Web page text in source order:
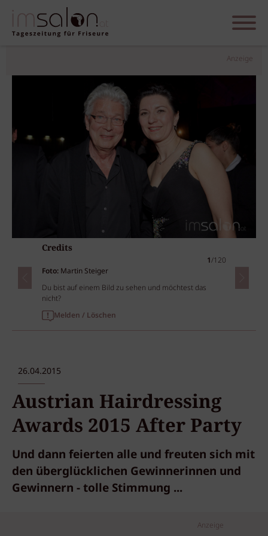
Anzeige
Credits
1/120
Foto: Martin Steiger
Du bist auf einem Bild zu sehen und möchtest das
nicht?
Melden / Löschen
26.04.2015
Austrian Hairdressing
Awards 2015 After Party
Und dann feierten alle und freuten sich mit
den überglücklichen Gewinnerinnen und
Gewinnern - tolle Stimmung ...
Anzeige